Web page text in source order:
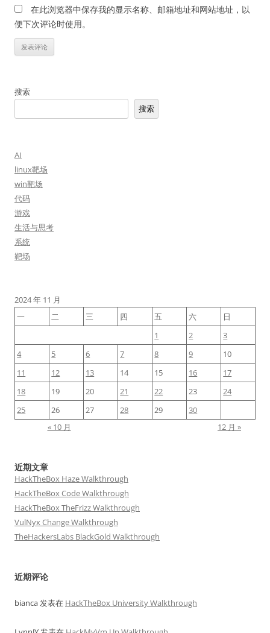
在此浏览器中保存我的显示名称、邮箱地址和网站地址，以
便下次评论时使用。
搜索
搜索
AI
linux靶场
win靶场
代码
游戏
生活与思考
系统
靶场
2024 年 11 月
一
二 三 四 五 六
日
1
2
3
4
5 6 7 8 9
10
11
12 13 14 15 16
17
18
19 20 21 22 23
24
25
26 27 28 29
30
« 10 月
12 月 »
近期文章
HackTheBox Haze Walkthrough
HackTheBox Code Walkthrough
HackTheBox TheFrizz Walkthrough
VulNyx Change Walkthrough
TheHackersLabs BlackGold Walkthrough
近期评论
bianca发表在 HackTheBox University Walkthrough